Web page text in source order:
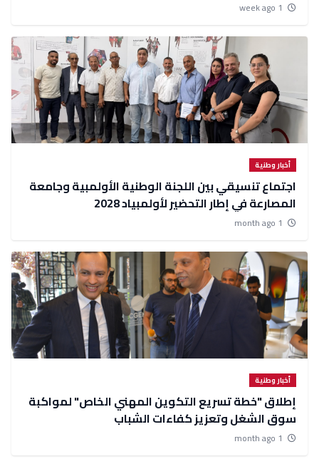
أخبار وطنية
اجتماع تنسيقي بين اللجنة الوطنية الأولمبية وجامعة
المصارعة في إطار التحضير لأولمبياد 2028
أخبار وطنية
إطلاق "خطة تسريع التكوين المهني الخاص" لمواكبة
سوق الشغل وتعزيز كفاءات الشباب